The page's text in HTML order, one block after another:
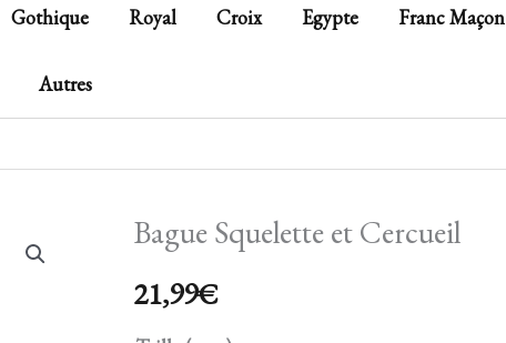
Gothique Royal Croix Egypte Franc Maçon
Autres
Bague Squelette et Cercueil
21,99€
quantité
Bague